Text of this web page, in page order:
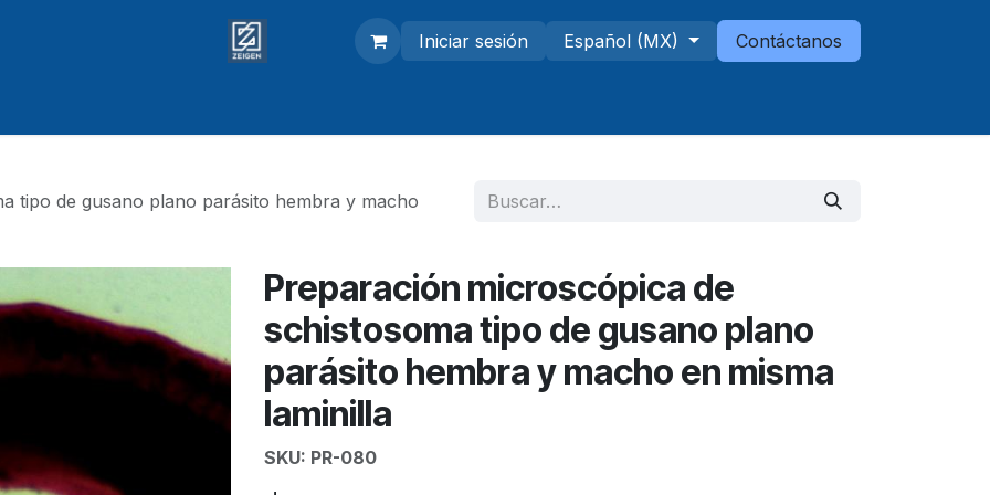
Iniciar sesión Español (MX) Contáctanos
tipo de gusano plano parásito hembra y macho
Preparación microscópica de
schistosoma tipo de gusano plano
parásito hembra y macho en misma
laminilla
SKU: PR-080